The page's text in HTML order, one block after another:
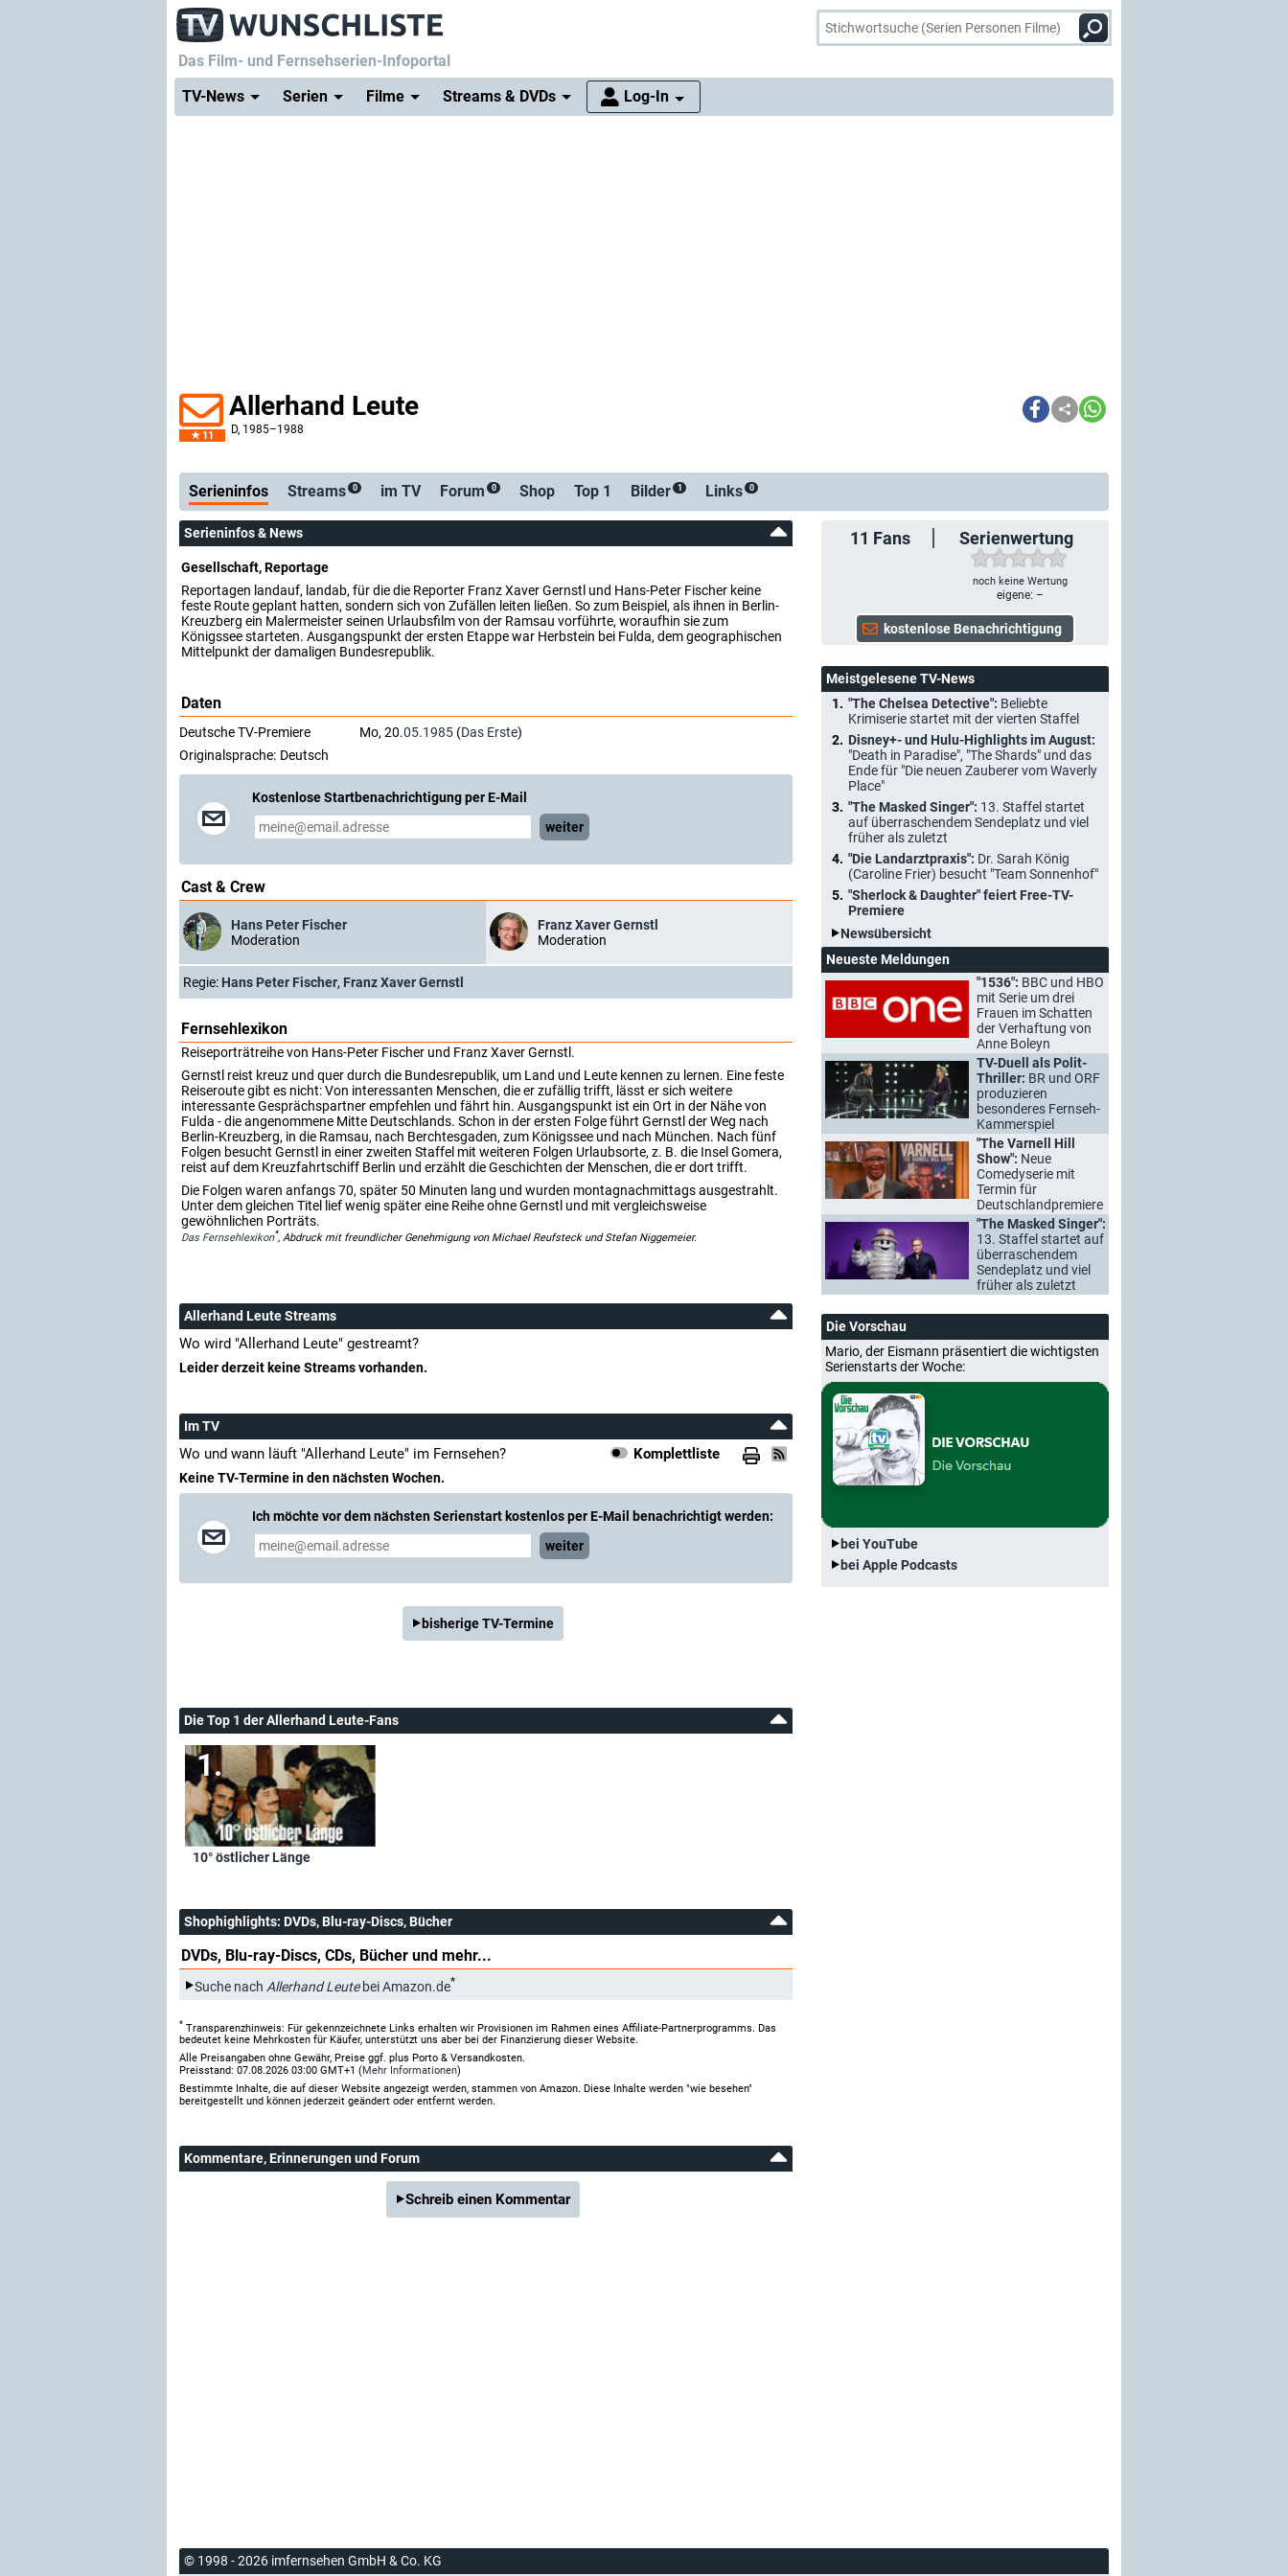
Das Film- und Fernsehserien-Infoportal
TV-News
Serien Filme Streams & DVDs Log-In
11
Allerhand Leute
D, 1985–1988
Serienticker
Serieninfos Streams 0 im TV Forum 0 Shop Top 1 Bilder 1 Links 0
11 Fans Serienwertung
noch keine Wertung
eigene: –
Serieninfos & News
Gesellschaft, Reportage
Reportagen landauf, landab, für die die Reporter Franz Xaver Gernstl und Hans-Peter Fischer keine
feste Route geplant hatten, sondern sich von Zufällen leiten ließen. So zum Beispiel, als ihnen in Berlin-
Kreuzberg ein Malermeister seinen Urlaubsfilm von der Ramsau vorführte, woraufhin sie zum
Königssee starteten. Ausgangspunkt der ersten Etappe war Herbstein bei Fulda, dem geographischen
Mittelpunkt der damaligen Bundesrepublik.
Daten
Deutsche TV-Premiere Mo, 20.05.1985 (Das Erste)
Originalsprache: Deutsch
Kostenlose Startbenachrichtigung per E-Mail
weiter
Cast & Crew
Hans Peter Fischer
Moderation
Franz Xaver Gernstl
Moderation
Regie: Hans Peter Fischer, Franz Xaver Gernstl
Fernsehlexikon
Reiseporträtreihe von Hans-Peter Fischer und Franz Xaver Gernstl.
Gernstl reist kreuz und quer durch die Bundesrepublik, um Land und Leute kennen zu lernen. Eine feste
Reiseroute gibt es nicht: Von interessanten Menschen, die er zufällig trifft, lässt er sich weitere
interessante Gesprächspartner empfehlen und fährt hin. Ausgangspunkt ist ein Ort in der Nähe von
Fulda - die angenommene Mitte Deutschlands. Schon in der ersten Folge führt Gernstl der Weg nach
Berlin-Kreuzberg, in die Ramsau, nach Berchtesgaden, zum Königssee und nach München. Nach fünf
Folgen besucht Gernstl in einer zweiten Staffel mit weiteren Folgen Urlaubsorte, z. B. die Insel Gomera,
reist auf dem Kreuzfahrtschiff Berlin und erzählt die Geschichten der Menschen, die er dort trifft.
Die Folgen waren anfangs 70, später 50 Minuten lang und wurden montagnachmittags ausgestrahlt.
Unter dem gleichen Titel lief wenig später eine Reihe ohne Gernstl und mit vergleichsweise
gewöhnlichen Porträts.
Das Fernsehlexikon*, Abdruck mit freundlicher Genehmigung von Michael Reufsteck und Stefan Niggemeier.
Allerhand Leute Streams
Wo wird "Allerhand Leute" gestreamt?
Leider derzeit keine Streams vorhanden.
Im TV
Wo und wann läuft "Allerhand Leute" im Fernsehen? Komplettliste
Keine TV-Termine in den nächsten Wochen.
Ich möchte vor dem nächsten Serienstart kostenlos per E-Mail benachrichtigt werden:
weiter
bisherige TV-Termine
Die Top 1 der Allerhand Leute-Fans
10° östlicher Länge
Shophighlights: DVDs, Blu-ray-Discs, Bücher
DVDs, Blu-ray-Discs, CDs, Bücher und mehr...
Suche nach Allerhand Leutebei Amazon.de*
* Transparenzhinweis: Für gekennzeichnete Links erhalten wir Provisionen im Rahmen eines Affiliate-Partnerprogramms. Das
bedeutet keine Mehrkosten für Käufer, unterstützt uns aber bei der Finanzierung dieser Website.
Alle Preisangaben ohne Gewähr, Preise ggf. plus Porto & Versandkosten.
Preisstand: 07.08.2026 03:00 GMT+1 (Mehr Informationen)
Bestimmte Inhalte, die auf dieser Website angezeigt werden, stammen von Amazon. Diese Inhalte werden "wie besehen"
bereitgestellt und können jederzeit geändert oder entfernt werden.
Kommentare, Erinnerungen und Forum
Schreib einen Kommentar
Meistgelesene TV-News
"The Chelsea Detective": Beliebte
Krimiserie startet mit der vierten Staffel
Disney+- und Hulu-Highlights im August:
"Death in Paradise", "The Shards" und das
Ende für "Die neuen Zauberer vom Waverly
Place"
"The Masked Singer": 13. Staffel startet
auf überraschendem Sendeplatz und viel
früher als zuletzt
"Die Landarztpraxis": Dr. Sarah König
(Caroline Frier) besucht "Team Sonnenhof"
"Sherlock & Daughter" feiert Free-TV-
Premiere
Newsübersicht
Neueste Meldungen
"1536": BBC und HBO
mit Serie um drei
Frauen im Schatten
der Verhaftung von
Anne Boleyn
TV-Duell als Polit-
Thriller: BR und ORF
produzieren
besonderes Fernseh-
Kammerspiel
"The Varnell Hill
Show": Neue
Comedyserie mit
Termin für
Deutschlandpremiere
"The Masked Singer":
13. Staffel startet auf
überraschendem
Sendeplatz und viel
früher als zuletzt
Die Vorschau
Mario, der Eismann präsentiert die wichtigsten
Serienstarts der Woche:
bei YouTube
bei Apple Podcasts
© 1998 - 2026 imfernsehen GmbH & Co. KG